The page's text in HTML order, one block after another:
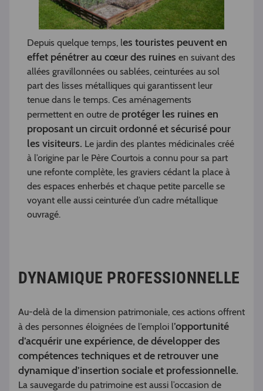
Depuis quelque temps, les touristes peuvent en
effet pénétrer au cœur des ruines en suivant des
allées gravillonnées ou sablées, ceinturées au sol
part des lisses métalliques qui garantissent leur
tenue dans le temps. Ces aménagements
permettent en outre de protéger les ruines en
proposant un circuit ordonné et sécurisé pour
les visiteurs. Le jardin des plantes médicinales créé
à l’origine par le Père Courtois a connu pour sa part
une refonte complète, les graviers cédant la place à
des espaces enherbés et chaque petite parcelle se
voyant elle aussi ceinturée d’un cadre métallique
ouvragé.
DYNAMIQUE PROFESSIONNELLE
Au-delà de la dimension patrimoniale, ces actions offrent
à des personnes éloignées de l’emploi l’opportunité
d’acquérir une expérience, de développer des
compétences techniques et de retrouver une
dynamique d’insertion sociale et professionnelle.
La sauvegarde du patrimoine est aussi l’occasion de